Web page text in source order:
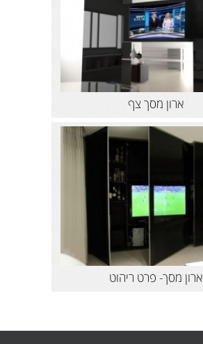
ארון מסך צף
ארון מסך- פרט ריהוט